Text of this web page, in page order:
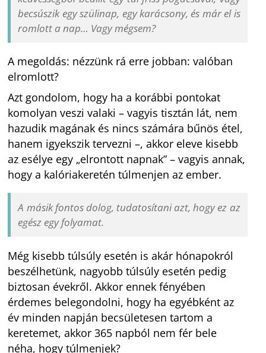
becsúszik egy szülinap, egy karácsony, és már el is
romlott a nap… Vagy mégsem?
A megoldás: nézzünk rá erre jobban: valóban
elromlott?
Azt gondolom, hogy ha a korábbi pontokat
komolyan veszi valaki – vagyis tisztán lát, nem
hazudik magának és nincs számára bűnös étel,
hanem igyekszik tervezni –, akkor eleve kisebb
az esélye egy „elrontott napnak” – vagyis annak,
hogy a kalóriakeretén túlmenjen az ember.
A másik fontos dolog, tudatosítani azt, hogy ez az
egész egy folyamat.
Még kisebb túlsúly esetén is akár hónapokról
beszélhetünk, nagyobb túlsúly esetén pedig
biztosan évekről. Akkor ennek fényében
érdemes belegondolni, hogy ha egyébként az
év minden napján becsületesen tartom a
keretemet, akkor 365 napból nem fér bele
néha, hogy túlmenjek?